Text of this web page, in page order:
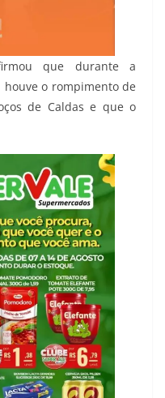
que durante a
o rompimento de
de Caldas e que o